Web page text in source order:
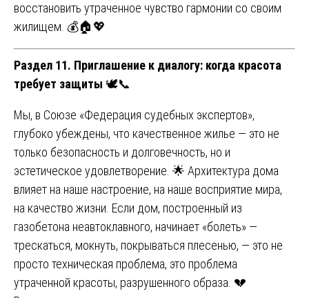
восстановить утраченное чувство гармонии со своим
жилищем. 💰🏠💖
Раздел 11. Приглашение к диалогу: когда красота
требует защиты 🕊️📞
Мы, в Союзе «Федерация судебных экспертов»,
глубоко убеждены, что качественное жилье — это не
только безопасность и долговечность, но и
эстетическое удовлетворение. 🌟 Архитектура дома
влияет на наше настроение, на наше восприятие мира,
на качество жизни. Если дом, построенный из
газобетона неавтоклавного, начинает «болеть» —
трескаться, мокнуть, покрываться плесенью, — это не
просто техническая проблема, это проблема
утраченной красоты, разрушенного образа. 💔